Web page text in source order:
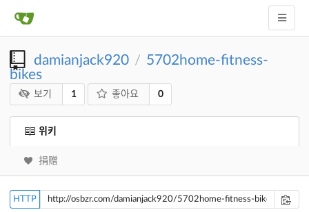
damianjack920 / 5702home-fitness-
bikes
보기 1 좋아요 0
위키
捐赠
HTTP